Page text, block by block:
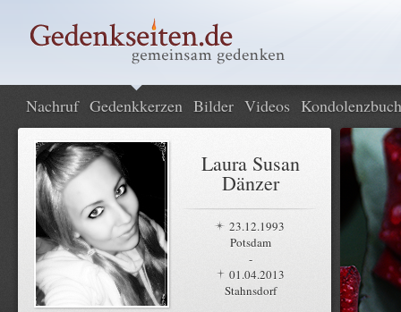
Nachruf Gedenkkerzen Bilder Videos Kondolenzbuch
Laura Susan
Dänzer
23.12.1993
Potsdam
-
01.04.2013
Stahnsdorf